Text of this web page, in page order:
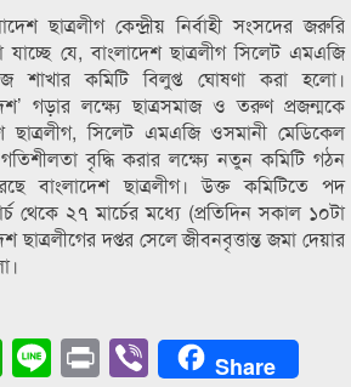
ছাত্রলীগ কেন্দ্রীয় নির্বাহী সংসদের জরুরি
যাচ্ছে যে, বাংলাদেশ ছাত্রলীগ সিলেট এমএজি
শাখার কমিটি বিলুপ্ত ঘোষণা করা হলো।
গড়ার লক্ষ্যে ছাত্রসমাজ ও তরুণ প্রজন্মকে
ছাত্রলীগ, সিলেট এমএজি ওসমানী মেডিকেল
বৃদ্ধি করার লক্ষ্যে নতুন কমিটি গঠন
বাংলাদেশ ছাত্রলীগ। উক্ত কমিটিতে পদ
থেকে ২৭ মার্চের মধ্যে (প্রতিদিন সকাল ১০টা
ছাত্রলীগের দপ্তর সেলে জীবনবৃত্তান্ত জমা দেয়ার
WhatsApp
LinePrintViberShare